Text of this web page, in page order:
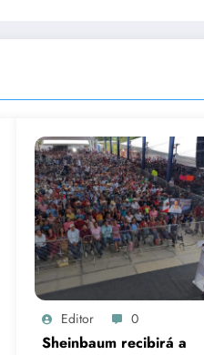
Editor 0
Sheinbaum recibirá a